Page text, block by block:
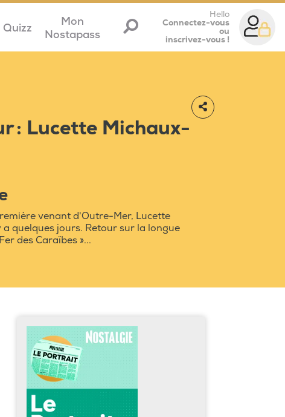
Quizz
Mon
Nostapass
Hello
Connectez-vous
ou
inscrivez-vous !
: Lucette Michaux-
venant d'Outre-Mer, Lucette
quelques jours. Retour sur la longue
des Caraïbes »...